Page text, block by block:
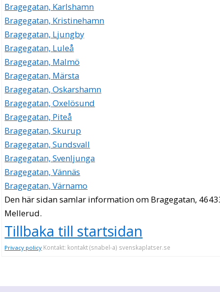
Bragegatan, Karlshamn
Bragegatan, Kristinehamn
Bragegatan, Ljungby
Bragegatan, Luleå
Bragegatan, Malmö
Bragegatan, Märsta
Bragegatan, Oskarshamn
Bragegatan, Oxelösund
Bragegatan, Piteå
Bragegatan, Skurup
Bragegatan, Sundsvall
Bragegatan, Svenljunga
Bragegatan, Vännäs
Bragegatan, Värnamo
Den här sidan samlar information om Bragegatan,
Mellerud.
Tillbaka till startsidan
Privacy policy Kontakt: kontakt (snabel-a) svenskaplatser.se